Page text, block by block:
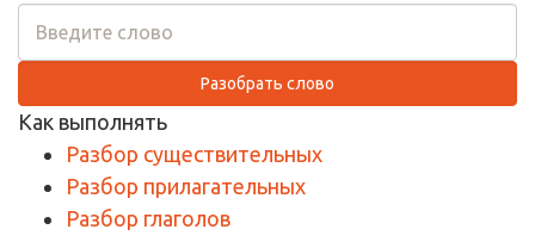
Разобрать слово
Как выполнять
Разбор существительных
Разбор прилагательных
Разбор глаголов